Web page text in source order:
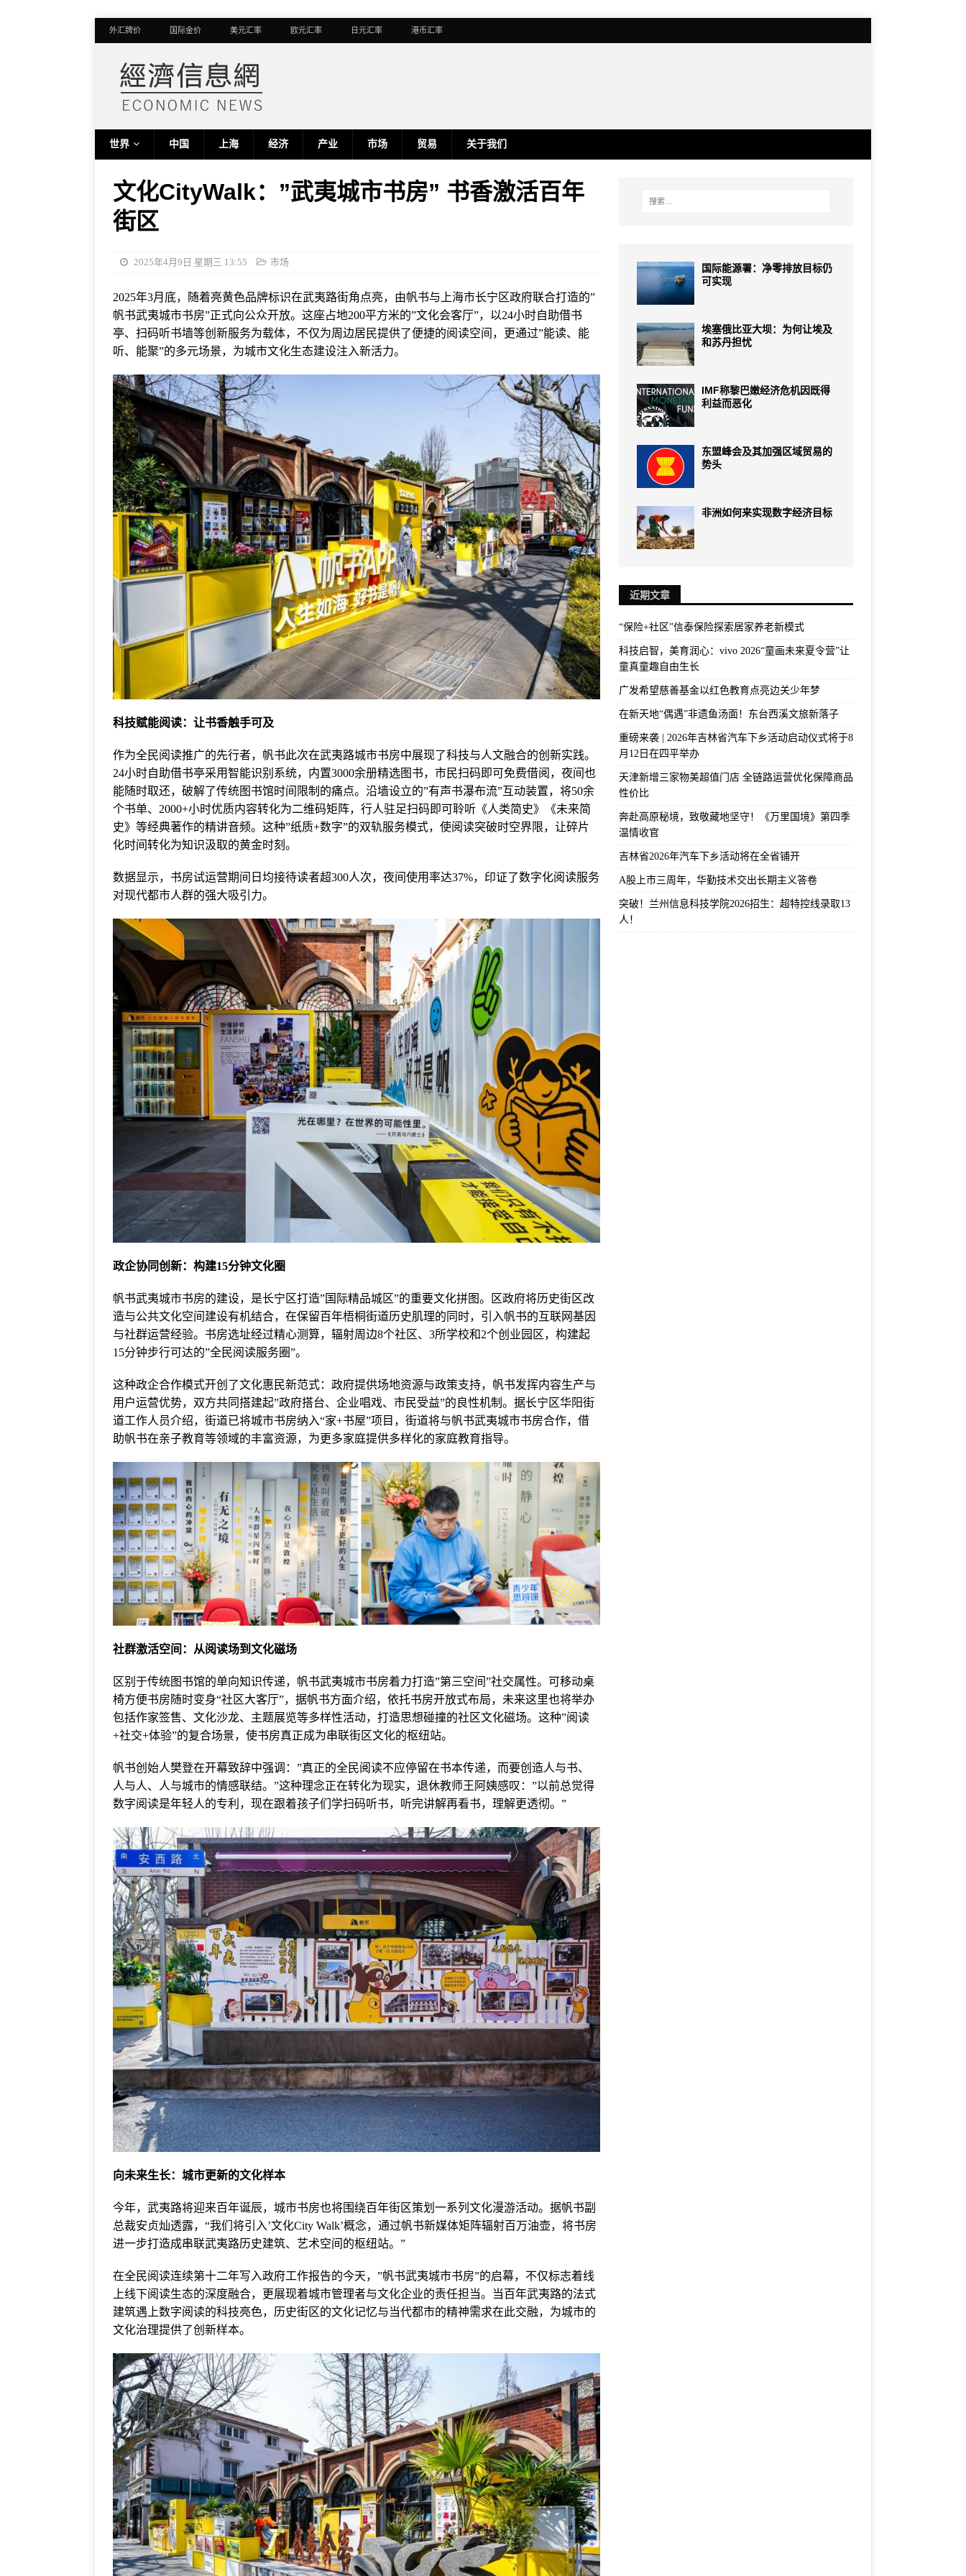
外汇牌价 国际金价 美元汇率 欧元汇率 日元汇率 港币汇率
世界 中国 上海 经济 产业 市场 贸易 关于我们
文化CityWalk：”武夷城市书房” 书香激活百年
街区
2025年4月9日 星期三 13:55 市场
2025年3月底，随着亮黄色品牌标识在武夷路街角点亮，由帆书与上海市长宁区政府联合打造的”
帆书武夷城市书房”正式向公众开放。这座占地200平方米的”文化会客厅”，以24小时自助借书
亭、扫码听书墙等创新服务为载体，不仅为周边居民提供了便捷的阅读空间，更通过”能读、能
听、能聚”的多元场景，为城市文化生态建设注入新活力。
科技赋能阅读：让书香触手可及
作为全民阅读推广的先行者，帆书此次在武夷路城市书房中展现了科技与人文融合的创新实践。
24小时自助借书亭采用智能识别系统，内置3000余册精选图书，市民扫码即可免费借阅，夜间也
能随时取还，破解了传统图书馆时间限制的痛点。沿墙设立的”有声书瀑布流”互动装置，将50余
个书单、2000+小时优质内容转化为二维码矩阵，行人驻足扫码即可聆听《人类简史》《未来简
史》等经典著作的精讲音频。这种”纸质+数字”的双轨服务模式，使阅读突破时空界限，让碎片
化时间转化为知识汲取的黄金时刻。
数据显示，书房试运营期间日均接待读者超300人次，夜间使用率达37%，印证了数字化阅读服务
对现代都市人群的强大吸引力。
政企协同创新：构建15分钟文化圈
帆书武夷城市书房的建设，是长宁区打造”国际精品城区”的重要文化拼图。区政府将历史街区改
造与公共文化空间建设有机结合，在保留百年梧桐街道历史肌理的同时，引入帆书的互联网基因
与社群运营经验。书房选址经过精心测算，辐射周边8个社区、3所学校和2个创业园区，构建起
15分钟步行可达的”全民阅读服务圈”。
这种政企合作模式开创了文化惠民新范式：政府提供场地资源与政策支持，帆书发挥内容生产与
用户运营优势，双方共同搭建起”政府搭台、企业唱戏、市民受益”的良性机制。据长宁区华阳街
道工作人员介绍，街道已将城市书房纳入“家+书屋”项目，街道将与帆书武夷城市书房合作，借
助帆书在亲子教育等领域的丰富资源，为更多家庭提供多样化的家庭教育指导。
社群激活空间：从阅读场到文化磁场
区别于传统图书馆的单向知识传递，帆书武夷城市书房着力打造”第三空间”社交属性。可移动桌
椅方便书房随时变身“社区大客厅”，据帆书方面介绍，依托书房开放式布局，未来这里也将举办
包括作家签售、文化沙龙、主题展览等多样性活动，打造思想碰撞的社区文化磁场。这种”阅读
+社交+体验”的复合场景，使书房真正成为串联街区文化的枢纽站。
帆书创始人樊登在开幕致辞中强调：”真正的全民阅读不应停留在书本传递，而要创造人与书、
人与人、人与城市的情感联结。”这种理念正在转化为现实，退休教师王阿姨感叹：”以前总觉得
数字阅读是年轻人的专利，现在跟着孩子们学扫码听书，听完讲解再看书，理解更透彻。”
向未来生长：城市更新的文化样本
今年，武夷路将迎来百年诞辰，城市书房也将围绕百年街区策划一系列文化漫游活动。据帆书副
总裁安贞灿透露，“我们将引入’文化City Walk’概念，通过帆书新媒体矩阵辐射百万油壶，将书房
进一步打造成串联武夷路历史建筑、艺术空间的枢纽站。”
在全民阅读连续第十二年写入政府工作报告的今天，”帆书武夷城市书房”的启幕，不仅标志着线
上线下阅读生态的深度融合，更展现着城市管理者与文化企业的责任担当。当百年武夷路的法式
建筑遇上数字阅读的科技亮色，历史街区的文化记忆与当代都市的精神需求在此交融，为城市的
文化治理提供了创新样本。
国际能源署：净零排放目标仍
可实现
埃塞俄比亚大坝：为何让埃及
和苏丹担忧
IMF称黎巴嫩经济危机因既得
利益而恶化
东盟峰会及其加强区域贸易的
势头
非洲如何来实现数字经济目标
近期文章
“保险+社区”信泰保险探索居家养老新模式
科技启智，美育润心：vivo 2026“童画未来夏令营”让
童真童趣自由生长
广发希望慈善基金以红色教育点亮边关少年梦
在新天地“偶遇”非遗鱼汤面！东台西溪文旅新落子
重磅来袭 | 2026年吉林省汽车下乡活动启动仪式将于8
月12日在四平举办
天津新增三家物美超值门店 全链路运营优化保障商品
性价比
奔赴高原秘境，致敬藏地坚守！《万里国境》第四季
温情收官
吉林省2026年汽车下乡活动将在全省铺开
A股上市三周年，华勤技术交出长期主义答卷
突破！兰州信息科技学院2026招生：超特控线录取13
人！